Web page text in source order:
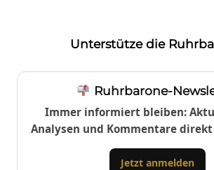
Unterstütze die
Ruhrbarone-
Immer informiert bleiben:
Analysen und Kommentare
Jetzt anmelden